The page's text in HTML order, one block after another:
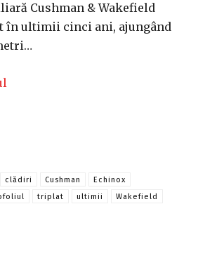
Cushman & Wakefield
în ultimii cinci ani, ajungând
clădiri Cushman
Echinox
triplat ultimii Wakefield